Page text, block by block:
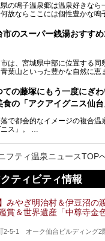
：サッポロビール【PR】
の鳴子温泉郷は温泉好きなら
故ならここには個性豊かな鳴
、塩化物泉、硫酸塩泉、炭酸
そろっているからです。
・ホテルも立ち寄り入浴に門
そんな旅館の中から、おすす
トしてみました。うち3ヶ所
市のスーパー銭湯おすす
は、宮城県中部に位置する同
葉山といった豊かな自然に恵
です。新幹線を使えば都心か
気軽に訪れやすい地方都市の
タンなどを堪能するグルメ旅
に利用しやすい温浴施設がた
ての藤塚にもう一度にぎ
食の「アクアイグニス仙
で都会的なイメージの複合温
ス」。
港や吉川美南（埼玉県）に続
月にオープンした「アクアイグ
の「藤塚の湯」、マルシェ リ
ン「グリーチネ」、ベーカリ
ーヌ」、スイーツの「コンフ
ショコラ ドゥ アッシュ」、
アクアイグニス仙台」の魅力
フティ温泉ニュースTOP
ティビティ情報
みやぎ明治村＆伊豆沼の
賞＆世界遺産「中尊寺
2-5-1 オーク仙台ビルディング2